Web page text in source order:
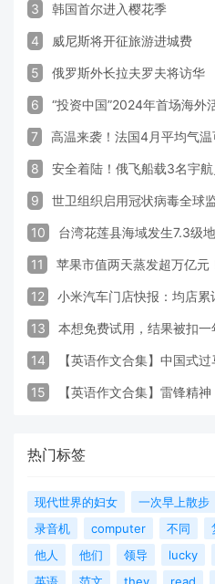
3 韩国首尔进入樱花季
4 威尼斯将开征旅游进城费
5 俄罗斯外长拉夫罗夫将访华
6 “投资中国”2024年首场海外
7 高温来袭！法国4月平均气
8 安全着陆！俄飞船载3名宇
9 世卫组织启用冠状病毒全球
10 台湾花莲县海域发生7.3级
11 苹果市值两天蒸发超万亿元
12 小米汽车门店快报：均店
13 本想免费试用，结果被扣一
14 【英语作文合集】中国式过
15 【英语作文合集】雷锋精神
热门标签
现代世界的妇女 一次早上散步
录音机
computer 不同
他人
他们 领导 lucky